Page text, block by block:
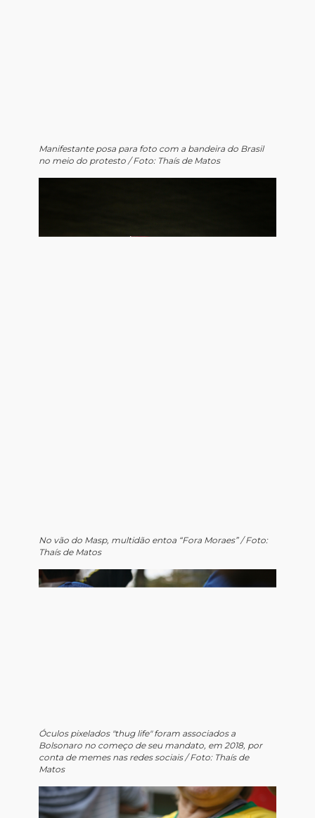
Manifestante posa para foto com a bandeira do Brasil
no meio do protesto / Foto: Thaís de Matos
No vão do Masp, multidão entoa “Fora Moraes” / Foto:
Thaís de Matos
Óculos pixelados "thug life"foram associados a
Bolsonaro no começo de seu mandato, em 2018, por
conta de memes nas redes sociais / Foto: Thaís de
Matos